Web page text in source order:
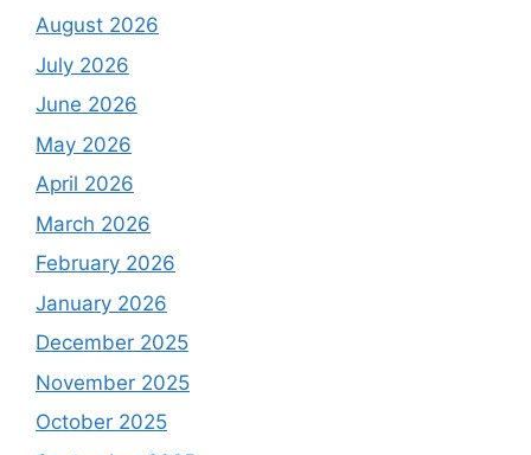
August 2026
July 2026
June 2026
May 2026
April 2026
March 2026
February 2026
January 2026
December 2025
November 2025
October 2025